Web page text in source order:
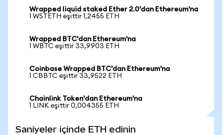
Wrapped liquid staked Ether 2.0'dan Ethereum'na
1 WSTETH eşittir 1,2455 ETH
Wrapped BTC'dan Ethereum'na
1 WBTC eşittir 33,9903 ETH
Coinbase Wrapped BTC'dan Ethereum'na
1 CBBTC eşittir 33,9522 ETH
Chainlink Token'dan Ethereum'na
1 LINK eşittir 0,004355 ETH
Saniyeler içinde ETH edinin